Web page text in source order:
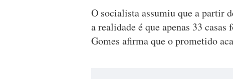
O socialista assumiu que a partir
a realidade é que apenas 33
Gomes afirma que o prometido